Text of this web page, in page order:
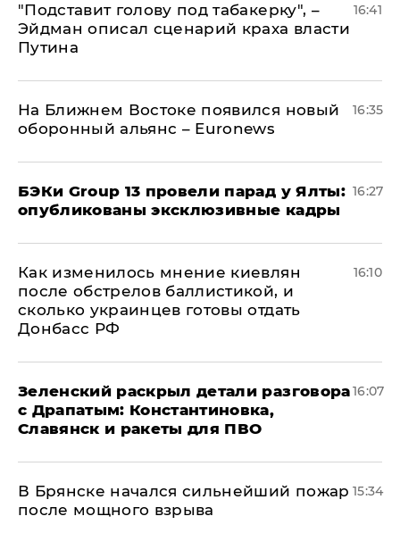
​"Подставит голову под табакерку", –
Эйдман описал сценарий краха власти
Путина
16:41
На Ближнем Востоке появился новый
оборонный альянс – Euronews
16:35
​БЭКи Group 13 провели парад у Ялты:
опубликованы эксклюзивные кадры
16:27
Как изменилось мнение киевлян
после обстрелов баллистикой, и
сколько украинцев готовы отдать
Донбасс РФ
16:10
​Зеленский раскрыл детали разговора
с Драпатым: Константиновка,
Славянск и ракеты для ПВО
16:07
В Брянске начался сильнейший пожар
после мощного взрыва
15:34